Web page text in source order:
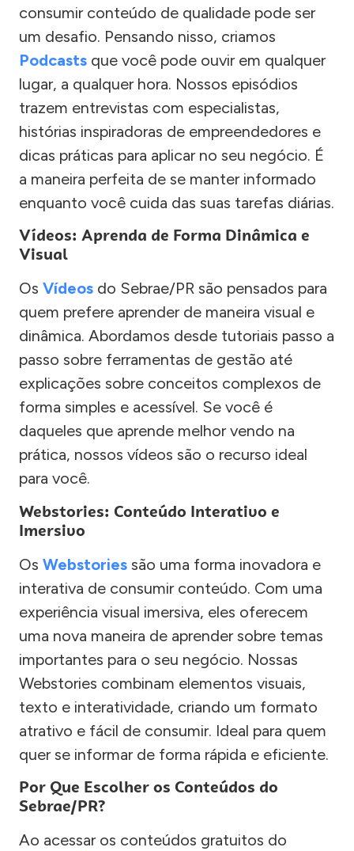
consumir conteúdo de qualidade pode ser
um desafio. Pensando nisso, criamos
Podcasts que você pode ouvir em qualquer
lugar, a qualquer hora. Nossos episódios
trazem entrevistas com especialistas,
histórias inspiradoras de empreendedores e
dicas práticas para aplicar no seu negócio. É
a maneira perfeita de se manter informado
enquanto você cuida das suas tarefas diárias.
Vídeos: Aprenda de Forma Dinâmica e
Visual
Os Vídeos do Sebrae/PR são pensados para
quem prefere aprender de maneira visual e
dinâmica. Abordamos desde tutoriais passo a
passo sobre ferramentas de gestão até
explicações sobre conceitos complexos de
forma simples e acessível. Se você é
daqueles que aprende melhor vendo na
prática, nossos vídeos são o recurso ideal
para você.
Webstories: Conteúdo Interativo e
Imersivo
Os Webstories são uma forma inovadora e
interativa de consumir conteúdo. Com uma
experiência visual imersiva, eles oferecem
uma nova maneira de aprender sobre temas
importantes para o seu negócio. Nossas
Webstories combinam elementos visuais,
texto e interatividade, criando um formato
atrativo e fácil de consumir. Ideal para quem
quer se informar de forma rápida e eficiente.
Por Que Escolher os Conteúdos do
Sebrae/PR?
Ao acessar os conteúdos gratuitos do